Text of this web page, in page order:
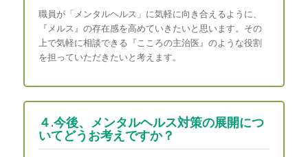
職員が「メンタルヘルス」に気軽に向き合えるように、
『メルス』の存在感を高めていきたいと思います。その
上で気軽に相談できる『こころの主治医』のような役割
を担っていただきたいと考えます。
４.今後、メンタルヘルス対策の展開につ
いてどうお考えですか？